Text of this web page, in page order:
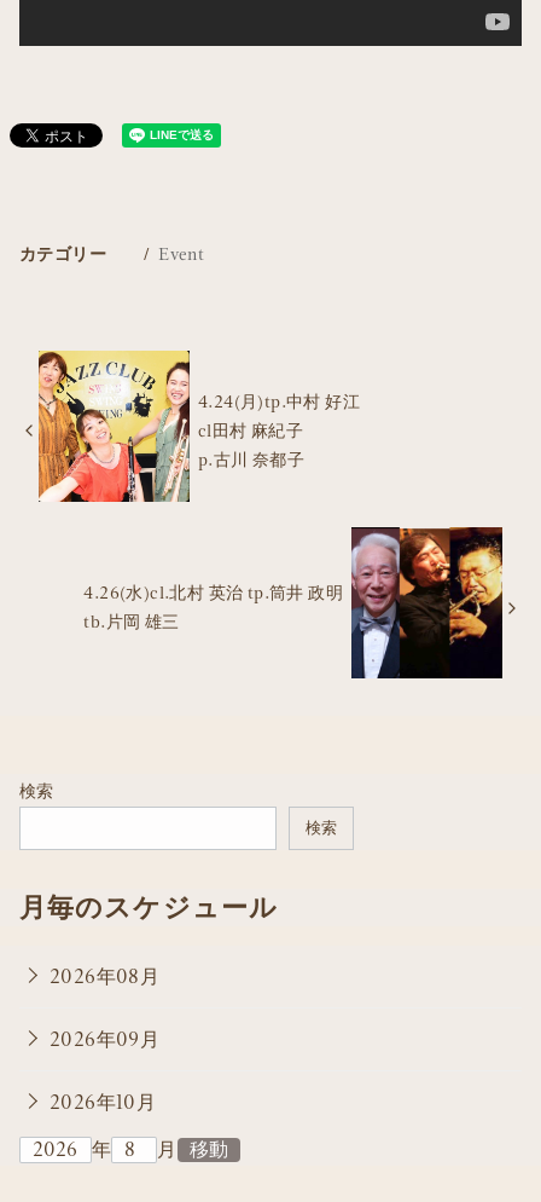
カテゴリー Event
4.24(月)tp.中村 好江
cl田村 麻紀子
p.古川 奈都子
4.26(水)cl.北村 英治 tp.筒井 政明
tb.片岡 雄三
検索
検索
月毎のスケジュール
2026年08月
2026年09月
2026年10月
年
月